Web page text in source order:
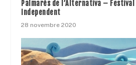
Palmarès de l’Alternativa – Festival
Independent
28 novembre 2020